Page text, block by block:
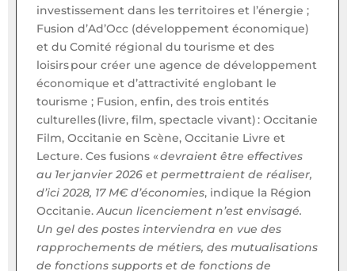
investissement dans les territoires et l’énergie ;
Fusion d’Ad’Occ (développement économique)
et du Comité régional du tourisme et des
loisirs pour créer une agence de développement
économique et d’attractivité englobant le
tourisme ; Fusion, enfin, des trois entités
culturelles (livre, film, spectacle vivant) : Occitanie
Film, Occitanie en Scène, Occitanie Livre et
Lecture. Ces fusions «devraient être effectives
au 1er janvier 2026 et permettraient de réaliser,
d’ici 2028, 17 M€ d’économies, indique la Région
Occitanie. Aucun licenciement n’est envisagé.
Un gel des postes interviendra en vue des
rapprochements de métiers, des mutualisations
de fonctions supports et de fonctions de